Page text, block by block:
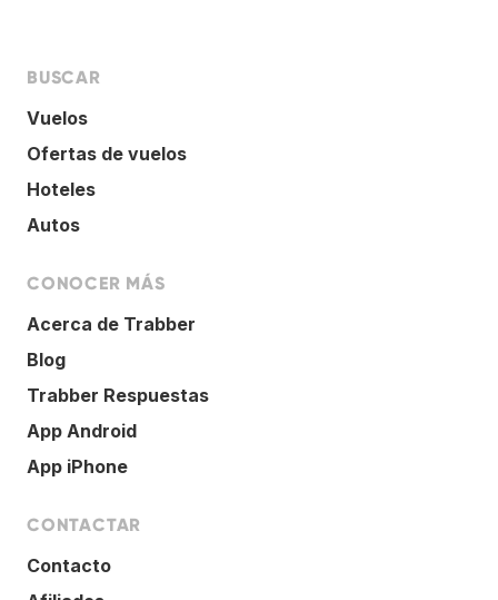
BUSCAR
Vuelos
Ofertas de vuelos
Hoteles
Autos
CONOCER MÁS
Acerca de Trabber
Blog
Trabber Respuestas
App Android
App iPhone
CONTACTAR
Contacto